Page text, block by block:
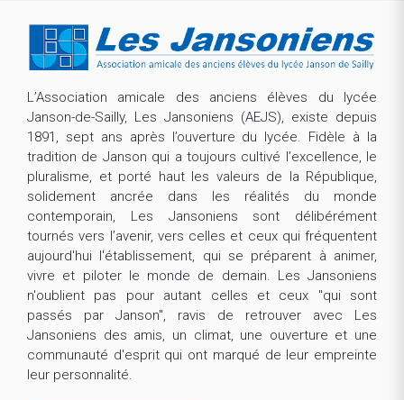
L’Association amicale des anciens élèves du lycée
Janson-de-Sailly, Les Jansoniens (AEJS), existe depuis
1891, sept ans après l’ouverture du lycée. Fidèle à la
tradition de Janson qui a toujours cultivé l’excellence, le
pluralisme, et porté haut les valeurs de la République,
solidement ancrée dans les réalités du monde
contemporain, Les Jansoniens sont délibérément
tournés vers l’avenir, vers celles et ceux qui fréquentent
aujourd'hui l'établissement, qui se préparent à animer,
vivre et piloter le monde de demain. Les Jansoniens
n'oublient pas pour autant celles et ceux "qui sont
passés par Janson", ravis de retrouver avec Les
Jansoniens des amis, un climat, une ouverture et une
communauté d'esprit qui ont marqué de leur empreinte
leur personnalité.